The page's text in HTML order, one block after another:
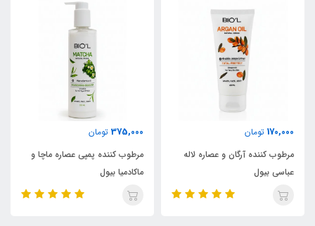
170,000 تومان
مرطوب کننده آرگان و عصاره لاله
عباسی بیول
375,000 تومان
مرطوب کننده پمپی عصاره ماچا و
ماکادمیا بیول